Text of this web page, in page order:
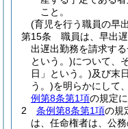
こと。
(育児を行う職員の早
第15条
職員は、早出
出遅出勤務を請求す
という。)について、
日」という。)及び末日
う。)を明らかにして
例第8条第1項の規定
2
条例第8条第1項の規
は、任命権者は、公